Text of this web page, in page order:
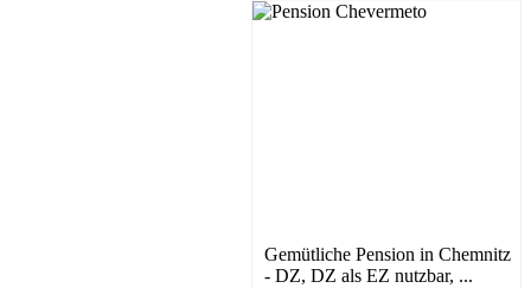
Gemütliche Pension in Chemnitz
- DZ, DZ als EZ nutzbar, ...